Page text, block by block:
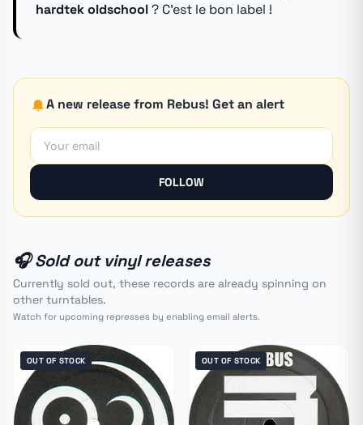
hardtek oldschool? C'est le bon label !
A new release from Rebus! Get an alert
FOLLOW
🎧 Sold out vinyl releases
Currently sold out, these records are already spinning on
other turntables.
Watch for upcoming represses by enabling email alerts.
OUT OF STOCK OUT OF STOCK